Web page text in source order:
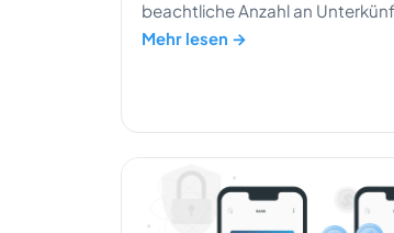
beachtliche Anzahl an
Auswahl, mehr als die
Mehr lesen →